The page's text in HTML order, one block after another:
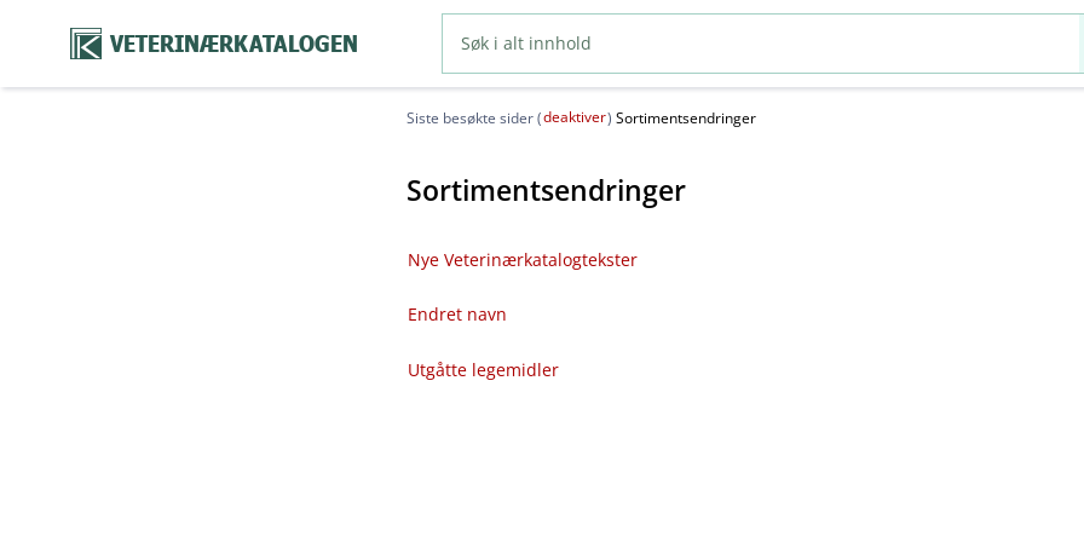
VETERINÆRKATALOGEN
Siste besøkte sider (deaktiver) Sortimentsendringer
Sortimentsendringer
Nye Veterinærkatalogtekster
Endret navn
Utgåtte legemidler